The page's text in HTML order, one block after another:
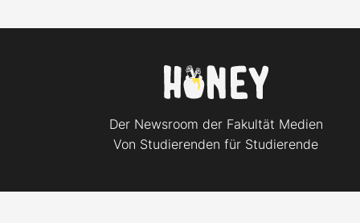
Der Newsroom der Fakultät Medien
Von Studierenden für Studierende